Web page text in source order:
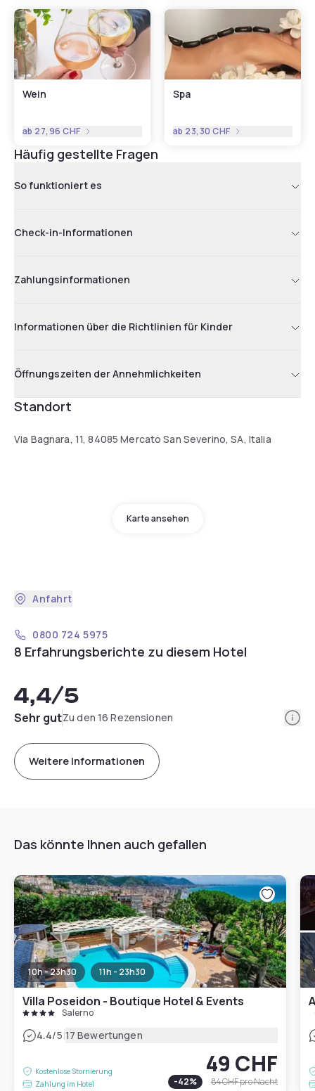
Wein
ab 27,96 CHF
Spa
ab 23,30 CHF
Häufig gestellte Fragen
So funktioniert es
Check-in-Informationen
Zahlungsinformationen
Informationen über die Richtlinien für Kinder
Öffnungszeiten der Annehmlichkeiten
Standort
Via Bagnara, 11, 84085 Mercato San Severino, SA, Italia
Karte ansehen
Anfahrt
0800 724 5975
8 Erfahrungsberichte zu diesem Hotel
4,4/5
Sehr gutZu den 16 Rezensionen
Weitere Informationen
Das könnte Ihnen auch gefallen
10h - 23h30 11h - 23h30
Villa Poseidon - Boutique Hotel & Events
Salerno
4.4/5|17 Bewertungen
Kostenlose Stornierung
Zahlung im Hotel
49 CHF
-42% 84 CHFpro Nacht